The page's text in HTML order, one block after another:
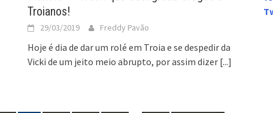
Troianos!
29/03/2019 Freddy Pavão
Hoje é dia de dar um rolé em Troia e se despedir da
Vicki de um jeito meio abrupto, por assim dizer [...]